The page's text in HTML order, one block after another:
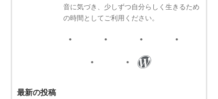
音に気づき、少しずつ自分らしく生きるため
の時間としてご利用ください。
最新の投稿